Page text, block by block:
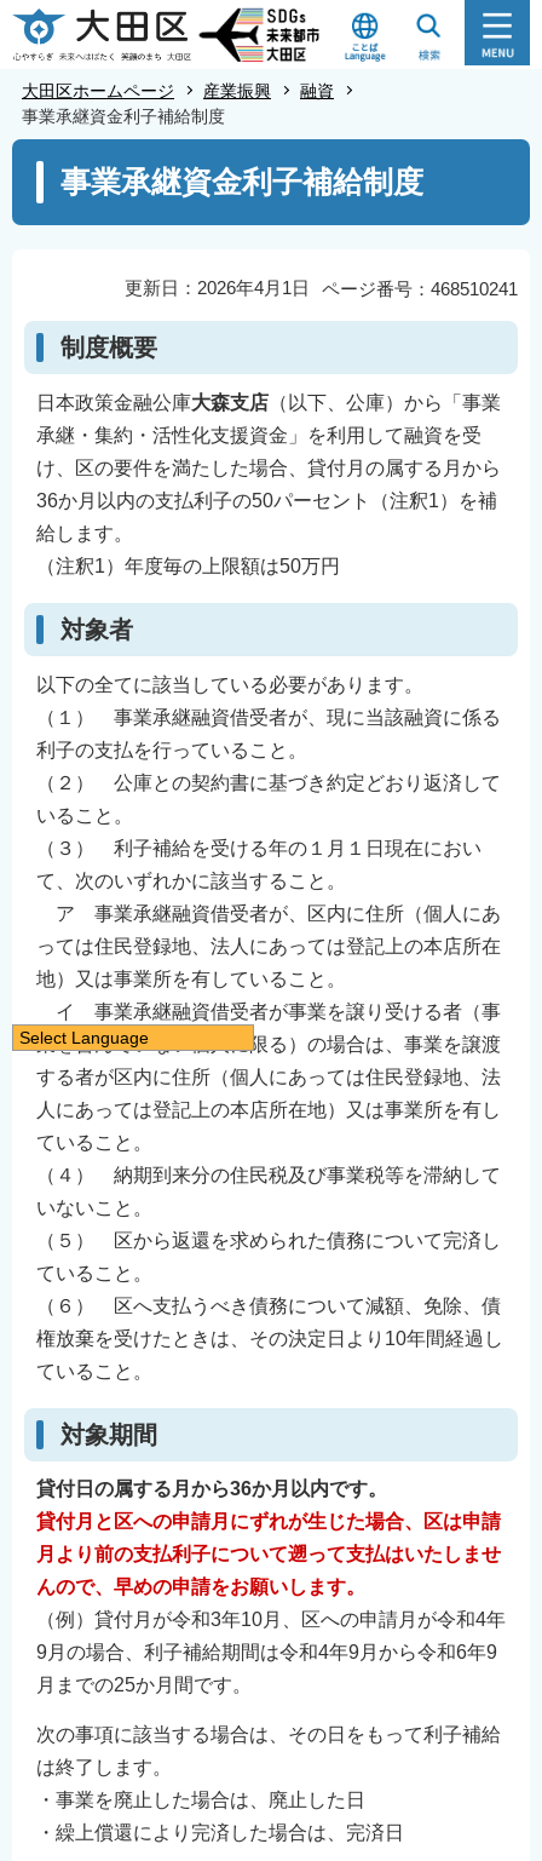
こ
の
ジ
大田区ホームページ 産業振興
融資
事業承継資金利子補給制度
こ
ら
事業承継資金利子補給制度
ページ番号：468510241
更新日：2026年4月1日
制度概要
日本政策金融公庫大森支店 （以下、公庫）から「事業
承継・集約・活性化支援資金」を利用して融資を受
け、区の要件を満たした場合、貸付月の属する月から
36か月以内の支払利子の50パーセント（注釈1）を補
給します。
（注釈1）年度毎の上限額は50万円
対象者
以下の全てに該当している必要があります。
（１） 事業承継融資借受者が、現に当該融資に係る
利子の支払を行っていること。
（２） 公庫との契約書に基づき約定どおり返済して
いること。
（３） 利子補給を受ける年の１月１日現在におい
て、次のいずれかに該当すること。
ア 事業承継融資借受者が、区内に住所（個人にあ
っては住民登録地、法人にあっては登記上の本店所在
地）又は事業所を有していること。
イ 事業承継融資借受者が事業を譲り受ける者（事
業を営んでいない個人に限る）の場合は、事業を譲渡
する者が区内に住所（個人にあっては住民登録地、法
人にあっては登記上の本店所在地）又は事業所を有し
ていること。
（４） 納期到来分の住民税及び事業税等を滞納して
いないこと。
（５） 区から返還を求められた債務について完済し
ていること。
（６） 区へ支払うべき債務について減額、免除、債
権放棄を受けたときは、その決定日より10年間経過し
ていること。
対象期間
貸付日の属する月から36か月以内です。
貸付月と区への申請月にずれが生じた場合、区は申請
月より前の支払利子について遡って支払はいたしませ
んので、早めの申請をお願いします。
（例）貸付月が令和3年10月、区への申請月が令和4年
9月の場合、利子補給期間は令和4年9月から令和6年9
月までの25か月間です。
次の事項に該当する場合は、その日をもって利子補給
は終了します。
・事業を廃止した場合は、廃止した日
・繰上償還により完済した場合は、完済日
Select Language
日本語
English
简体中文
繁體中文
한국어
नेपाली
Filipino